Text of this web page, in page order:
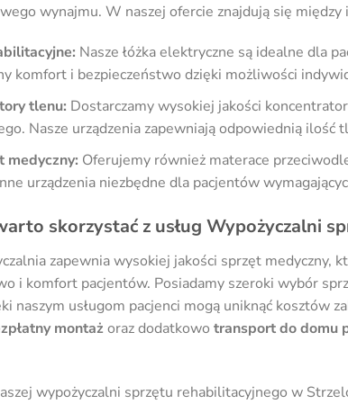
wynajmu. W naszej ofercie znajdują się między
Nasze łóżka elektryczne są idealne dla
komfort i bezpieczeństwo dzięki możliwości
tlenu: Dostarczamy wysokiej jakości
Nasze urządzenia zapewniają odpowiednią
medyczny: Oferujemy również materace
urządzenia niezbędne dla pacjentów
skorzystać z usług Wypożyczalni
zapewnia wysokiej jakości sprzęt medyczny,
i komfort pacjentów. Posiadamy szeroki wybór
naszym usługom pacjenci mogą uniknąć kosztów
montażoraz dodatkowo transport do domu
wypożyczalni sprzętu rehabilitacyjnego w